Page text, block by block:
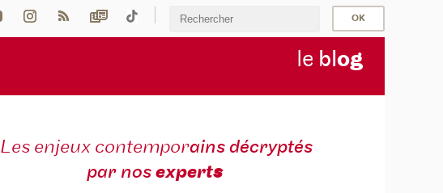
le blog
Les enjeux contemporains décryptés
par nosexperts